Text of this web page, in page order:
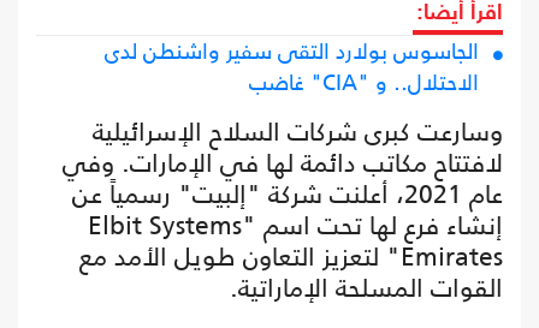
اقرأ أيضا:
الجاسوس بولارد التقى سفير واشنطن لدى
الاحتلال.. و "CIA" غاضب
وسارعت كبرى شركات السلاح الإسرائيلية
لافتتاح مكاتب دائمة لها في الإمارات. وفي
عام 2021، أعلنت شركة "إلبيت" رسمياً عن
إنشاء فرع لها تحت اسم "Elbit Systems
Emirates" لتعزيز التعاون طويل الأمد مع
القوات المسلحة الإماراتية.